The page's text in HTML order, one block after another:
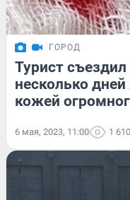
ГОРОД
Турист
несколько
кожей
6 мая, 2023, 11:00 1 610